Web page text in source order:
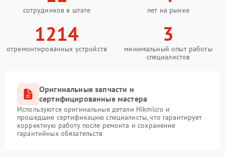
сотрудников в штате лет на рынке
1214
отремонтированных устройств
3
минимальный опыт работы
специалистов
Оригинальные запчасти и
сертифицированные мастера
Используются оригинальные детали Hikmicro и
прошедшие сертификацию специалисты, что гарантирует
корректную работу после ремонта и сохранение
гарантийных обязательств